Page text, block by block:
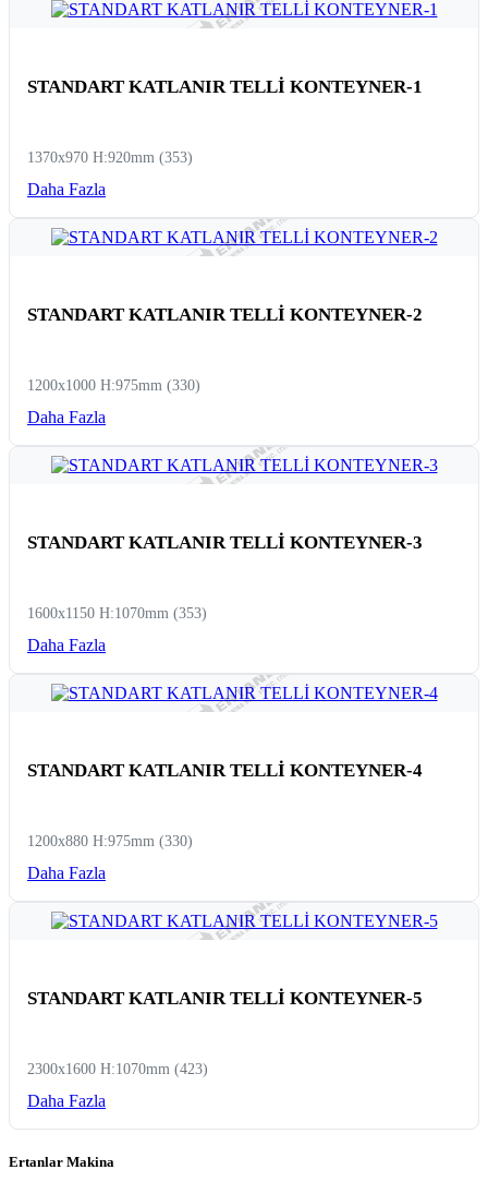
STANDART KATLANIR TELLİ KONTEYNER-1
1370x970 H:920mm (353)
Daha Fazla
STANDART KATLANIR TELLİ KONTEYNER-2
1200x1000 H:975mm (330)
Daha Fazla
STANDART KATLANIR TELLİ KONTEYNER-3
1600x1150 H:1070mm (353)
Daha Fazla
STANDART KATLANIR TELLİ KONTEYNER-4
1200x880 H:975mm (330)
Daha Fazla
STANDART KATLANIR TELLİ KONTEYNER-5
2300x1600 H:1070mm (423)
Daha Fazla
Ertanlar Makina